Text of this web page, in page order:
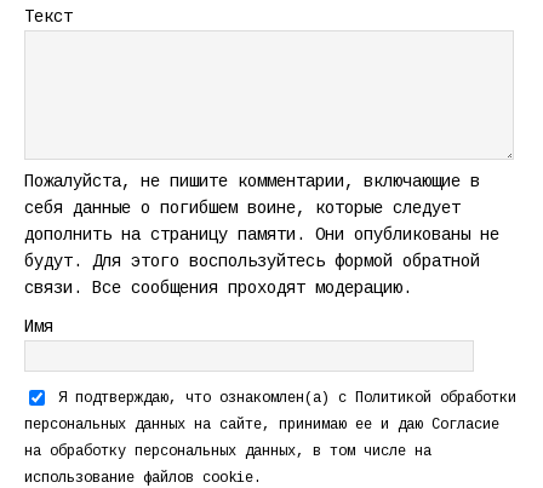
Текст
Пожалуйста, не пишите комментарии, включающие в
себя данные о погибшем воине, которые следует
дополнить на страницу памяти. Они опубликованы не
будут. Для этого воспользуйтесь формой обратной
связи. Все сообщения проходят модерацию.
Имя
Я подтверждаю, что ознакомлен(а) с Политикой обработки
персональных данных на сайте, принимаю ее и даю Согласие
на обработку персональных данных, в том числе на
использование файлов cookie.